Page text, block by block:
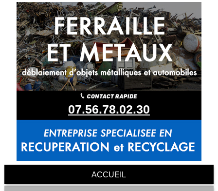
07.56.78.02.30
ACCUEIL